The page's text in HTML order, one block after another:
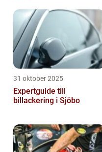
31 oktober 2025
Expertguide till
billackering i Sjöbo